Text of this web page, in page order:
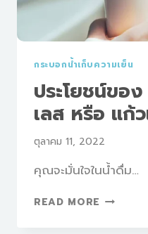
กระบอกน้ำเก็บความเย็น
ประโยชน์ขอ
เลส หรือ แก้
ตุลาคม 11, 2022
คุณจะมั่นใจในน้ำดื่ม…
READ MORE ประโยชน์